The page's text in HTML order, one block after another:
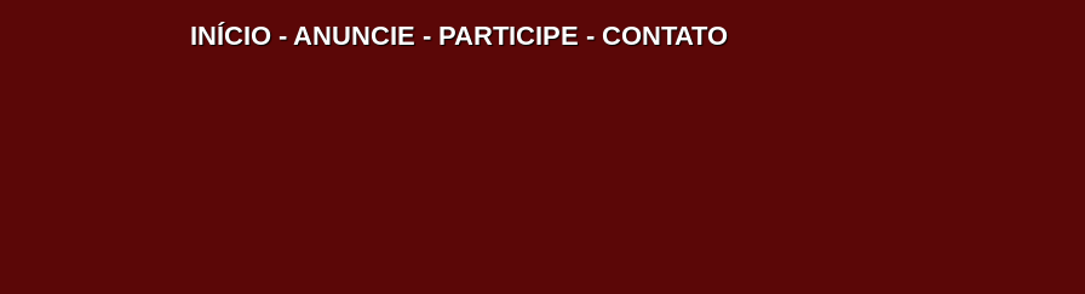
INÍCIO -ANUNCIE - PARTICIPE - CONTATO